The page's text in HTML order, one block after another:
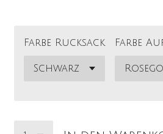
Farbe Rucksack Farbe